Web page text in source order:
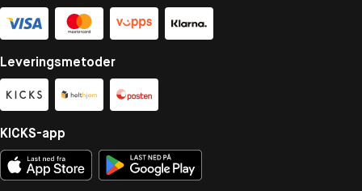
Leveringsmetoder
KICKS-app